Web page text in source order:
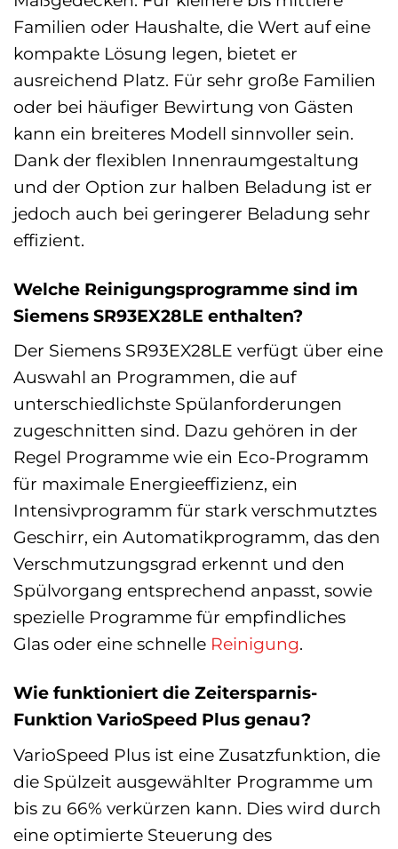
Familien oder Haushalte, die Wert auf eine
kompakte Lösung legen, bietet er
ausreichend Platz. Für sehr große Familien
oder bei häufiger Bewirtung von Gästen
kann ein breiteres Modell sinnvoller sein.
Dank der flexiblen Innenraumgestaltung
und der Option zur halben Beladung ist er
jedoch auch bei geringerer Beladung sehr
effizient.
Welche Reinigungsprogramme sind im
Siemens SR93EX28LE enthalten?
Der Siemens SR93EX28LE verfügt über eine
Auswahl an Programmen, die auf
unterschiedlichste Spülanforderungen
zugeschnitten sind. Dazu gehören in der
Regel Programme wie ein Eco-Programm
für maximale Energieeffizienz, ein
Intensivprogramm für stark verschmutztes
Geschirr, ein Automatikprogramm, das den
Verschmutzungsgrad erkennt und den
Spülvorgang entsprechend anpasst, sowie
spezielle Programme für empfindliches
Glas oder eine schnelle Reinigung.
Wie funktioniert die Zeitersparnis-
Funktion VarioSpeed Plus genau?
VarioSpeed Plus ist eine Zusatzfunktion, die
die Spülzeit ausgewählter Programme um
bis zu 66% verkürzen kann. Dies wird durch
eine optimierte Steuerung des